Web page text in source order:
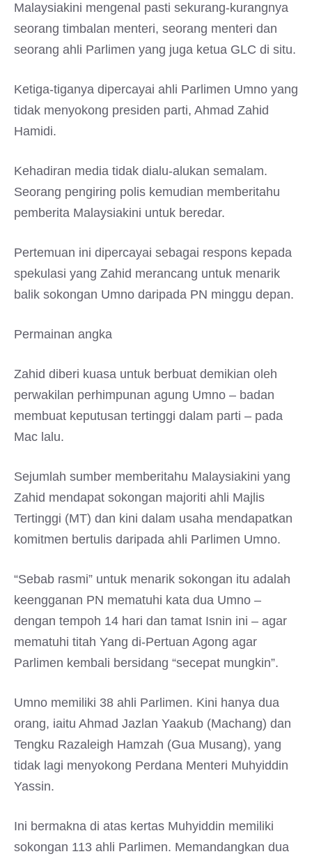
Malaysiakini mengenal pasti sekurang-kurangnya
seorang timbalan menteri, seorang menteri dan
seorang ahli Parlimen yang juga ketua GLC di situ.
Ketiga-tiganya dipercayai ahli Parlimen Umno yang
tidak menyokong presiden parti, Ahmad Zahid
Hamidi.
Kehadiran media tidak dialu-alukan semalam.
Seorang pengiring polis kemudian memberitahu
pemberita Malaysiakini untuk beredar.
Pertemuan ini dipercayai sebagai respons kepada
spekulasi yang Zahid merancang untuk menarik
balik sokongan Umno daripada PN minggu depan.
Permainan angka
Zahid diberi kuasa untuk berbuat demikian oleh
perwakilan perhimpunan agung Umno – badan
membuat keputusan tertinggi dalam parti – pada
Mac lalu.
Sejumlah sumber memberitahu Malaysiakini yang
Zahid mendapat sokongan majoriti ahli Majlis
Tertinggi (MT) dan kini dalam usaha mendapatkan
komitmen bertulis daripada ahli Parlimen Umno.
“Sebab rasmi” untuk menarik sokongan itu adalah
keengganan PN mematuhi kata dua Umno –
dengan tempoh 14 hari dan tamat Isnin ini – agar
mematuhi titah Yang di-Pertuan Agong agar
Parlimen kembali bersidang “secepat mungkin”.
Umno memiliki 38 ahli Parlimen. Kini hanya dua
orang, iaitu Ahmad Jazlan Yaakub (Machang) dan
Tengku Razaleigh Hamzah (Gua Musang), yang
tidak lagi menyokong Perdana Menteri Muhyiddin
Yassin.
Ini bermakna di atas kertas Muhyiddin memiliki
sokongan 113 ahli Parlimen. Memandangkan dua